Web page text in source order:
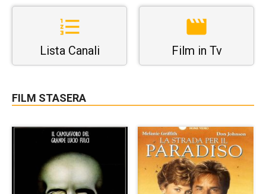
Lista Canali Film in Tv
FILM STASERA